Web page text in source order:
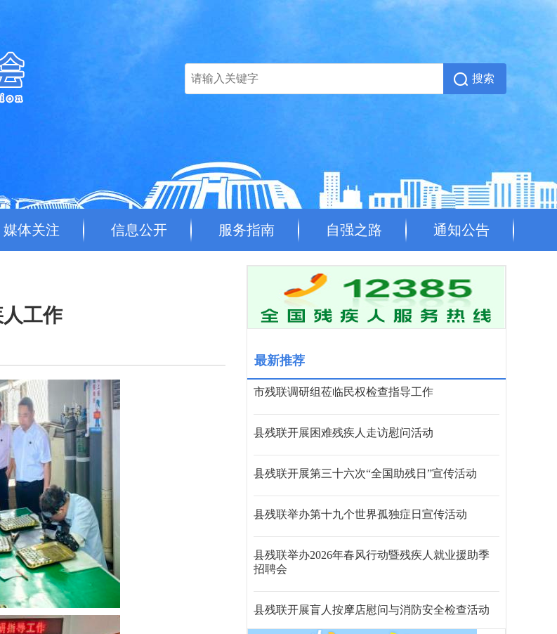
媒体关注 信息公开 服务指南 自强之路 通知公告
工作
最新推荐
市残联调研组莅临民权检查指导工作
县残联开展困难残疾人走访慰问活动
县残联开展第三十六次“全国助残日”宣传活动
县残联举办第十九个世界孤独症日宣传活动
县残联举办2026年春风行动暨残疾人就业援助季
招聘会
县残联开展盲人按摩店慰问与消防安全检查活动‌